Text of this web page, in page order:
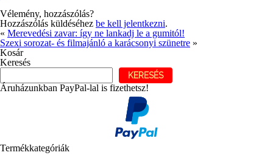
Vélemény, hozzászólás?
Hozzászólás küldéséhez be kell jelentkezni.
« Merevedési zavar: így ne lankadj le a gumitól!
Szexi sorozat- és filmajánló a karácsonyi szünetre »
Kosár
Keresés
KERESÉS
Áruházunkban PayPal-lal is fizethetsz!
Termékkategóriák